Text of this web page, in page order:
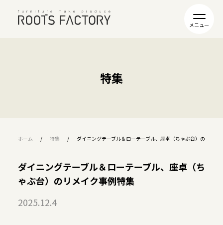
特集
ホーム 特集 ダイニングテーブル＆ローテーブル、座卓（ちゃぶ台）のリメイ
ダイニングテーブル＆ローテーブル、座卓（ち
ゃぶ台）のリメイク事例特集
2025.12.4